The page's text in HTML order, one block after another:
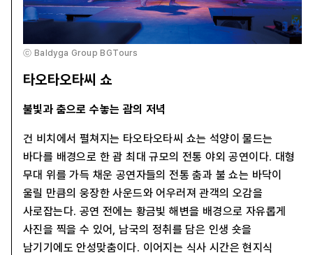
ⓒ Baldyga Group BGTours
타오타오타씨 쇼
불빛과 춤으로 수놓는 괌의 저녁
건 비치에서 펼쳐지는 타오타오타씨 쇼는 석양이 물드는
바다를 배경으로 한 괌 최대 규모의 전통 야외 공연이다. 대형
무대 위를 가득 채운 공연자들의 전통 춤과 불 쇼는 바닥이
울릴 만큼의 웅장한 사운드와 어우러져 관객의 오감을
사로잡는다. 공연 전에는 황금빛 해변을 배경으로 자유롭게
사진을 찍을 수 있어, 남국의 정취를 담은 인생 숏을
남기기에도 안성맞춤이다. 이어지는 식사 시간은 현지식